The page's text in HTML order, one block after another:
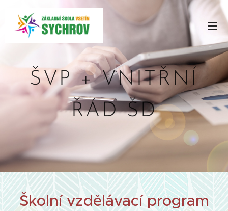
ŠVP + VNITŘNÍ
ŘÁD ŠD
Školní vzdělávací program